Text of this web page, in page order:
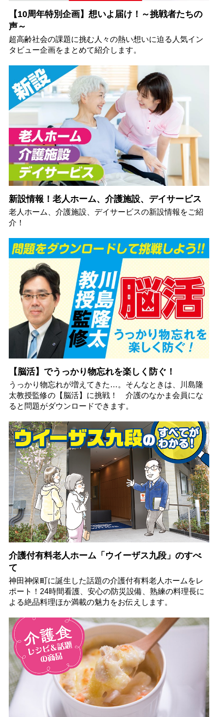
【10周年特別企画】想いよ届け！～挑戦者たちの
声～
超高齢社会の課題に挑む人々の熱い想いに迫る人気イン
タビュー企画をまとめて紹介します。
新設情報！老人ホーム、介護施設、デイサービス
老人ホーム、介護施設、デイサービスの新設情報をご紹
介！
【脳活】でうっかり物忘れを楽しく防ぐ！
うっかり物忘れが増えてきた…。そんなときは、川島隆
太教授監修の【脳活】に挑戦！ 介護のなかま会員にな
ると問題がダウンロードできます。
介護付有料老人ホーム「ウイーザス九段」のすべ
て
神田神保町に誕生した話題の介護付有料老人ホームをレ
ポート！24時間看護、安心の防災設備、熟練の料理長に
よる絶品料理ほか満載の魅力をお伝えします。